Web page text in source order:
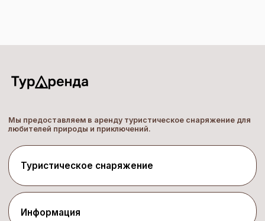
Мы предоставляем в аренду туристическое снаряжение для
любителей природы и приключений.
Туристическое снаряжение
Спальники
Рюкзаки
Костровое оборудование
Информация